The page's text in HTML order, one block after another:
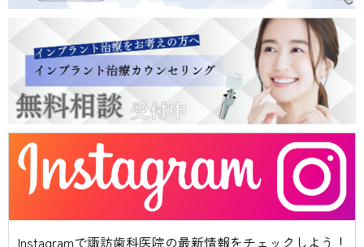
Instagramで諏訪歯科医院の最新情報をチェックしよう！